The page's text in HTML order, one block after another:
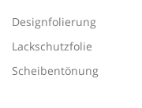
Designfolierung
Lackschutzfolie
Scheibentönung